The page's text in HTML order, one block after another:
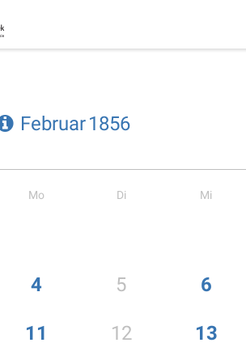
Februar1856
Mo Di Mi
4 5 6
11 12 13